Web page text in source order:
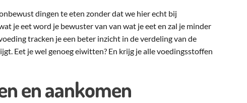
dingen te eten zonder dat we hier echt bij
je eet word je bewuster van van wat je eet en zal je minder
tracken je een beter inzicht in de verdeling van de
Eet je wel genoeg eiwitten? En krijg je alle voedingsstoffen
en aankomen